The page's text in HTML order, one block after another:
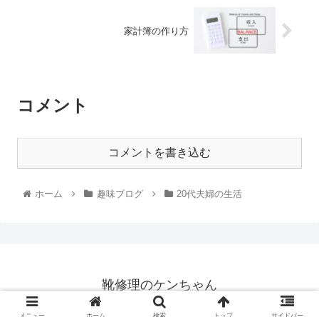
家計簿の作り方
コメント
コメントを書き込む
ホーム 趣味ブログ 20代夫婦の生活
靴修理のケンちゃん
© 2021 靴修理のケンちゃん.
メニュー ホーム 検索 トップ サイドバー